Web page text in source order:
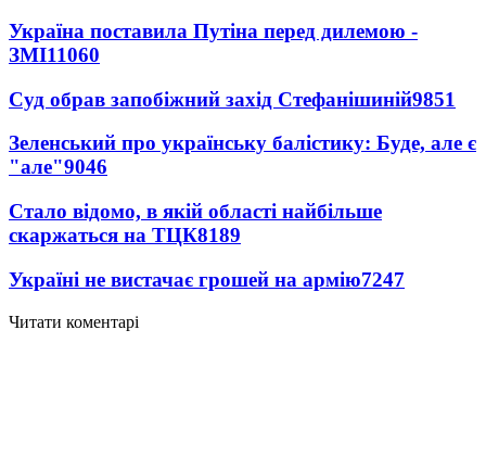
Україна поставила Путіна перед дилемою -
ЗМІ11060
Суд обрав запобіжний захід Стефанішиній9851
Зеленський про українську балістику: Буде, але є
"але"9046
Стало відомо, в якій області найбільше
скаржаться на ТЦК8189
Україні не вистачає грошей на армію7247
Читати коментарі